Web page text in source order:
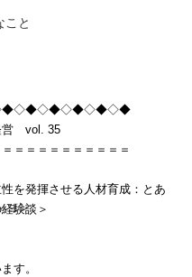
こと
ョン
　vol. 35
＝＝＝＝＝＝＝＝＝＝
を発揮させる人材育成：とあ
験談＞
す。